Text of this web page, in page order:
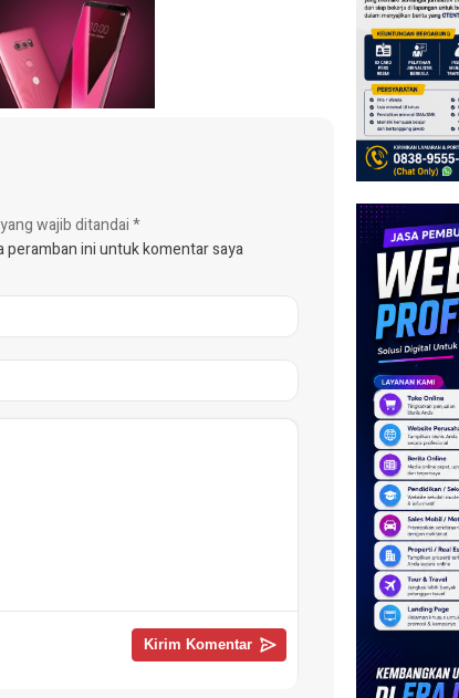
wajib ditandai*
peramban ini untuk komentar saya